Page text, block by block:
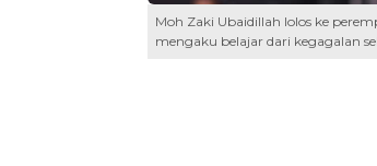
Moh Zaki Ubaidillah lolos ke
mengaku belajar dari kegagalan